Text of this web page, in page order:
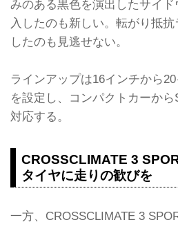
みのある黒色を演出したサイ
入したのも新しい。転がり抵
したのも見逃せない。
ラインアップは16インチから
を設定し、コンパクトカーか
対応する。
CROSSCLIMATE 3
タイヤに走りの歓びを
一方、CROSSCLIMATE 3